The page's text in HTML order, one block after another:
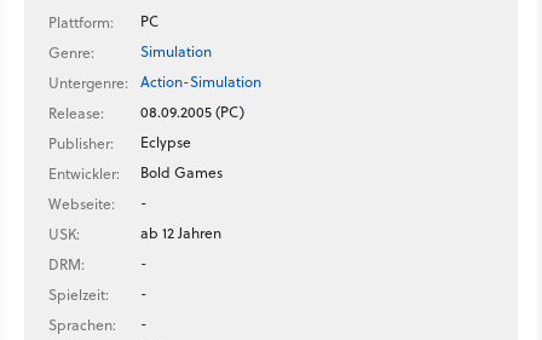
Plattform:
PC
Genre:
Simulation
Untergenre:
Action-Simulation
Release:
08.09.2005 (PC)
Publisher:
Eclypse
Entwickler:
Bold Games
Webseite:
-
USK:
ab 12 Jahren
DRM:
-
Spielzeit:
-
Sprachen:
-